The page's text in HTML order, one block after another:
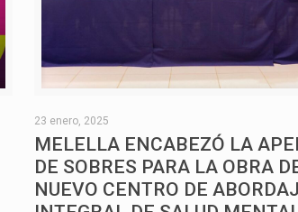
23 enero, 2025
MELELLA ENCABEZÓ LA
DE SOBRES PARA LA OBRA
NUEVO CENTRO DE